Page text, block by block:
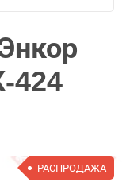
424
РАСПРОДАЖА